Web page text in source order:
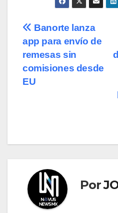
Navegación
de
entradas
Banorte lanza
app para envío de
remesas sin
comisiones desde
EU
Por